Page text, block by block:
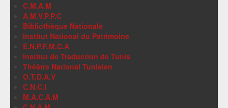
C.M.A.M
A.M.V.P.P.C
Bibliothèque Nationale
Institut National du Patrimoine
E.N.P.F.M.C.A
Institut de Traduction de Tunis
Théâtre National Tunisien
O.T.D.A.V
C.N.C.I
M.A.C.A.M